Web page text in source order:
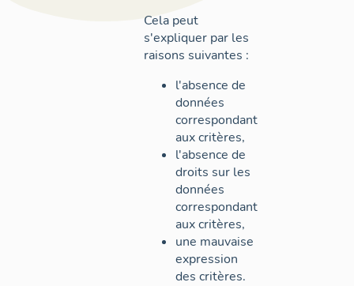
Cela peut
s'expliquer par les
raisons suivantes :
l'absence de
données
correspondant
aux critères,
l'absence de
droits sur les
données
correspondant
aux critères,
une mauvaise
expression
des critères.